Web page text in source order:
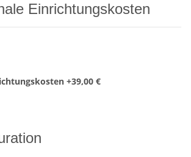
Einrichtungskosten
+39,00 €